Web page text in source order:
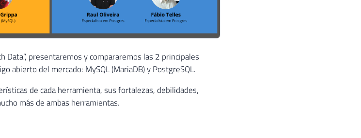
Data”, presentaremos y compararemos las 2 principales
abierto del mercado: MySQL (MariaDB) y PostgreSQL.
de cada herramienta, sus fortalezas, debilidades,
más de ambas herramientas.